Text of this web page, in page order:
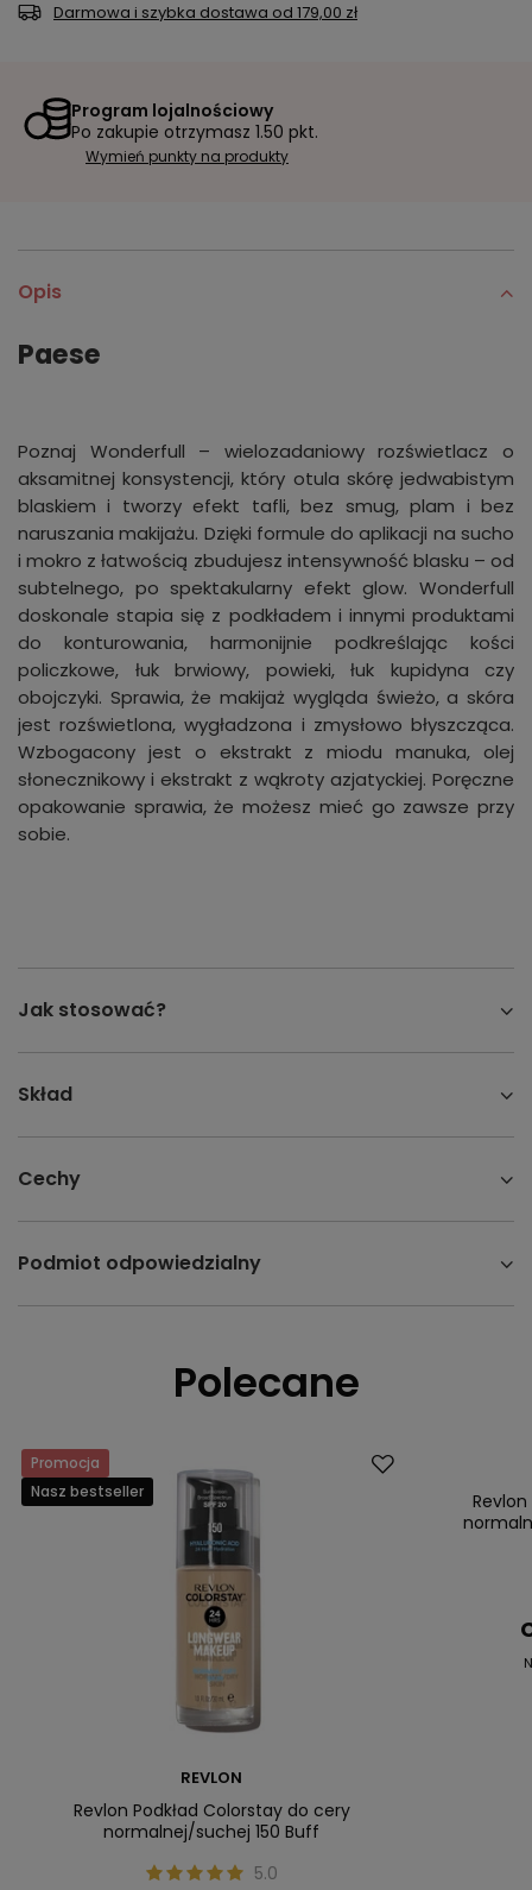
Darmowa i szybka dostawa od 179,00 zł
Program lojalnościowy
Po zakupie otrzymasz 1.50 pkt.
Wymień punkty na produkty
Opis
Paese
Poznaj Wonderfull – wielozadaniowy rozświetlacz o
aksamitnej konsystencji, który otula skórę jedwabistym
blaskiem i tworzy efekt tafli, bez smug, plam i bez
naruszania makijażu. Dzięki formule do aplikacji na sucho
i mokro z łatwością zbudujesz intensywność blasku – od
subtelnego, po spektakularny efekt glow. Wonderfull
doskonale stapia się z podkładem i innymi produktami
do konturowania, harmonijnie podkreślając kości
policzkowe, łuk brwiowy, powieki, łuk kupidyna czy
obojczyki. Sprawia, że makijaż wygląda świeżo, a skóra
jest rozświetlona, wygładzona i zmysłowo błyszcząca.
Wzbogacony jest o ekstrakt z miodu manuka, olej
słonecznikowy i ekstrakt z wąkroty azjatyckiej. Poręczne
opakowanie sprawia, że możesz mieć go zawsze przy
sobie.
Jak stosować?
Skład
Cechy
Podmiot odpowiedzialny
Polecane
Promocja
Nasz bestseller
REVLON
Revlon Podkład Colorstay do cery
normalnej/suchej 150 Buff
5.0
Nasz